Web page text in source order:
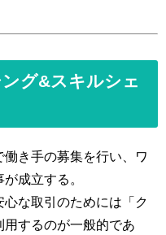
グ&スキルシェ
き手の募集を行い、ワ
成立する。
な取引のためには「ク
するのが一般的であ